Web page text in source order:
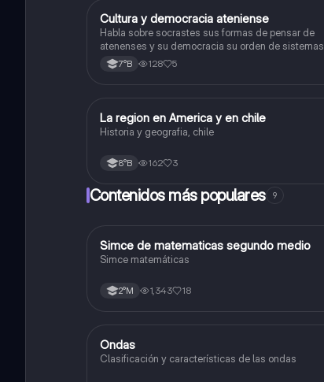
Historia, Geografía y Ciencias Sociales
Cultura y democracia ateniense
Habla sobre socrastes sus formas de pensar de
atenenses y su democracia su orden de sistemas
políticos su arquitectura y etc
7°B 128 5
Historia, Geografía y Ciencias Sociales
La region en America y en chile
Historia y geografia, chile
8°B 162 3
Contenidos más populares 9
Matemáticas
Simce de matematicas segundo medio
Simce matemáticas
2°M 1,343 18
Física
Ondas
Clasificación y características de las ondas